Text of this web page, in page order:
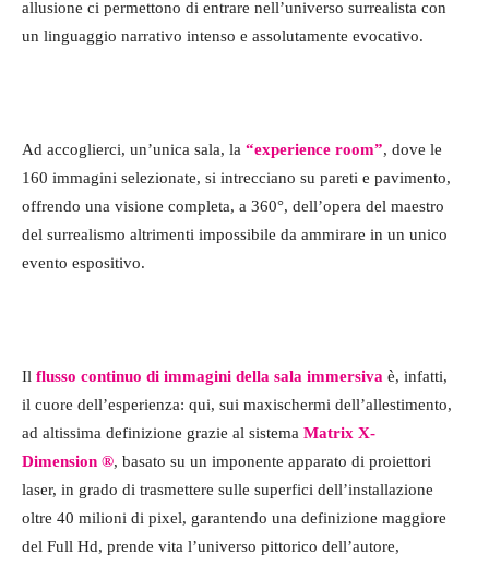
allusione ci permettono di entrare nell’universo surrealista con
un linguaggio narrativo intenso e assolutamente evocativo.
Ad accoglierci, un’unica sala, la “experience room”, dove le
160 immagini selezionate, si intrecciano su pareti e pavimento,
offrendo una visione completa, a 360°, dell’opera del maestro
del surrealismo altrimenti impossibile da ammirare in un unico
evento espositivo.
Il flusso continuo di immagini della sala immersiva è, infatti,
il cuore dell’esperienza: qui, sui maxischermi dell’allestimento,
ad altissima definizione grazie al sistema Matrix X-
Dimension ®, basato su un imponente apparato di proiettori
laser, in grado di trasmettere sulle superfici dell’installazione
oltre 40 milioni di pixel, garantendo una definizione maggiore
del Full Hd, prende vita l’universo pittorico dell’autore,